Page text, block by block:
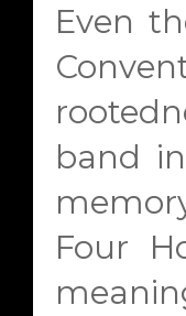
Even
band
Four